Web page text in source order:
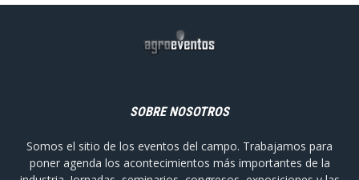
SOBRE NOSOTROS
Somos el sitio de los eventos del campo. Trabajamos para
poner agenda los acontecimientos más importantes de la